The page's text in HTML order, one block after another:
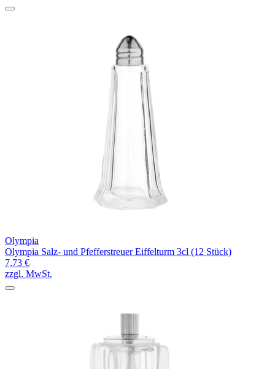
Olympia
Olympia Salz- und Pfefferstreuer Eiffelturm 3cl (12 Stück)
7,73 €
zzgl. MwSt.